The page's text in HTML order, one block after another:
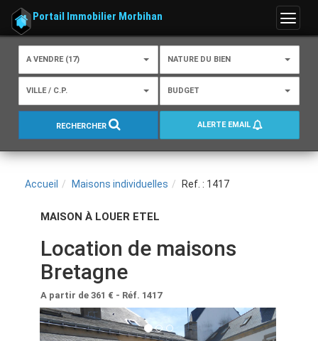
Menu
Portail Immobilier Morbihan
A VENDRE (17) NATURE DU BIEN
VILLE / C.P. BUDGET
RECHERCHER ALERTE EMAIL
Accueil Maisons individuelles Ref. : 1417
MAISON À LOUER ETEL
Location de maisons
Bretagne
A partir de 361 € - Réf. 1417